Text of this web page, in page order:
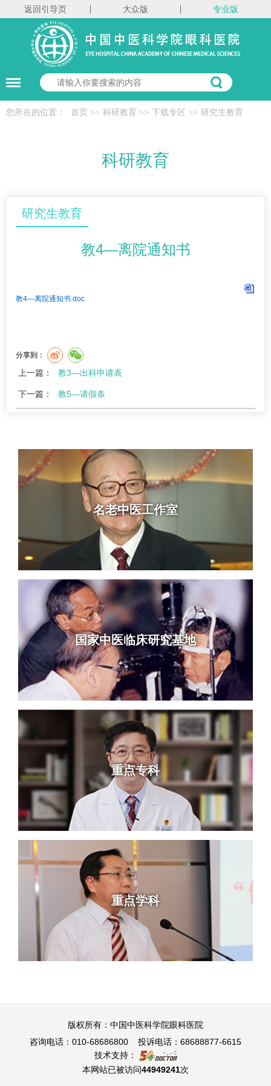
返回引导页 大众版 专业版
您所在的位置： 首页 >> 科研教育 >> 下载专区 >> 研究生教育
科研教育
研究生教育
教4—离院通知书
教4—离院通知书.doc
分享到：
上一篇： 教3—出科申请表
下一篇： 教5—请假条
名老中医工作室
国家中医临床研究基地
重点专科
重点学科
版权所有：中国中医科学院眼科医院
咨询电话：010-68686800 投诉电话：68688877-6615
技术支持：
本网站已被访问44949241次